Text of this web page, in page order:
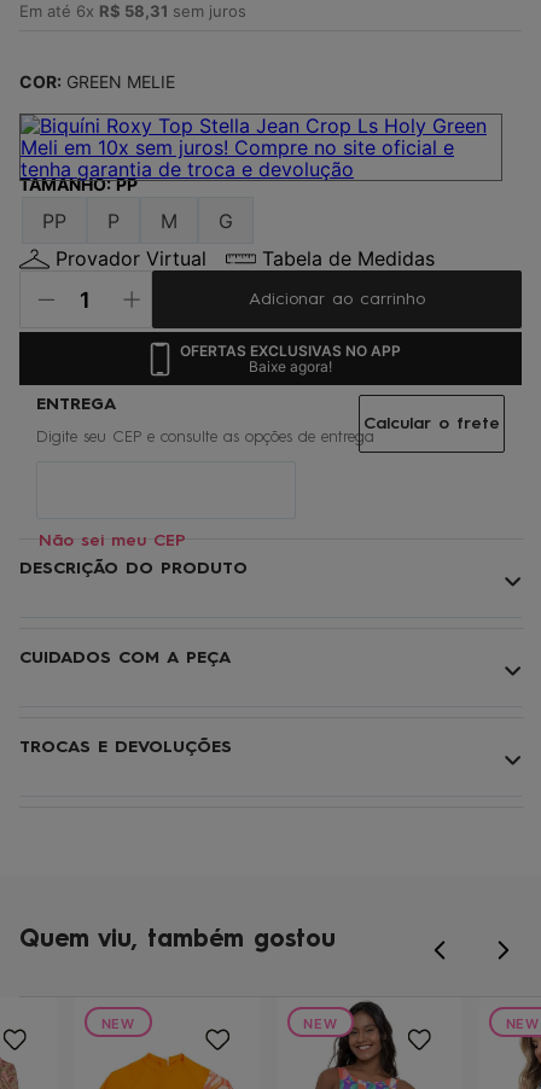
Em até 6x R$ 58 31 sem juros
COR: GREEN MELIE
TAMANHO: PP
PP P M
G
Provador Virtual
Tabela de Medidas
Adicionar ao carrinho
OFERTAS EXCLUSIVAS NO APP
Baixe agora!
Não sei meu CEP
Calcular o frete
DESCRIÇÃO DO PRODUTO
CUIDADOS COM A PEÇA
TROCAS E DEVOLUÇÕES
Quem viu, também gostou
NEW NEW NEW
boardshort
7
8º
vestido
9º
oculos
10º chinelo